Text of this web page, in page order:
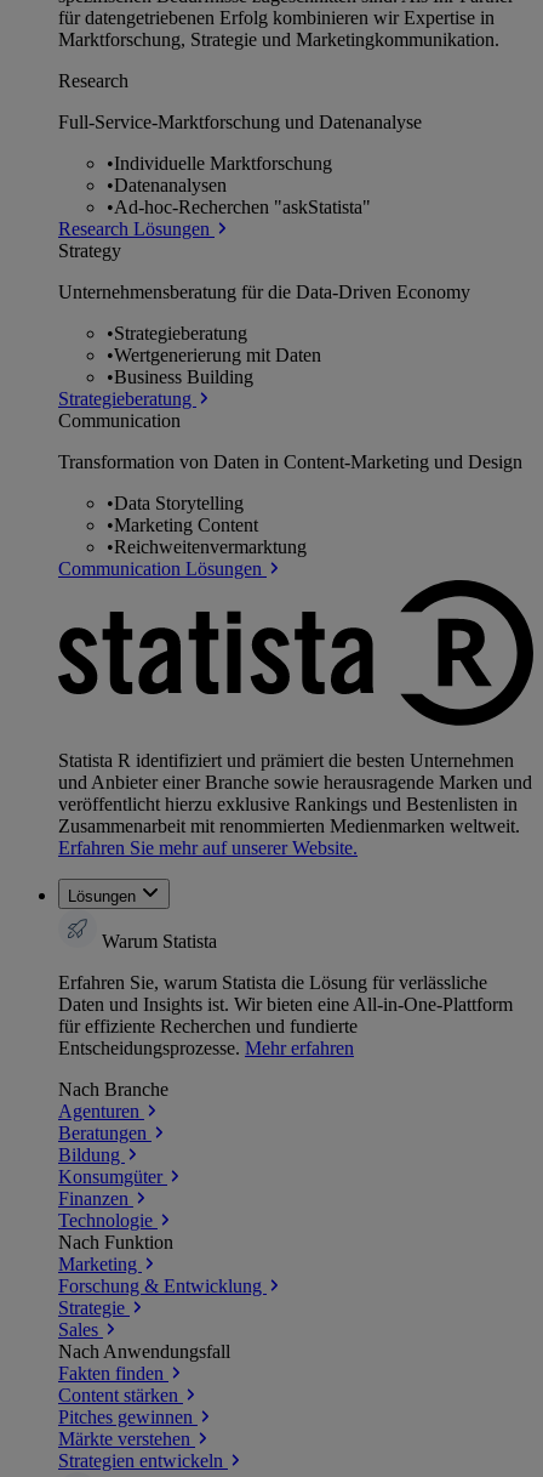
für datengetriebenen Erfolg kombinieren wir Expertise in
Marktforschung, Strategie und Marketingkommunikation.
Research
Full-Service-Marktforschung und Datenanalyse
•Individuelle Marktforschung
•Datenanalysen
•Ad-hoc-Recherchen "askStatista"
Research Lösungen
Strategy
Unternehmens­beratung für die Data-Driven Economy
•Strategieberatung
•Wertgenerierung mit Daten
•Business Building
Strategieberatung
Communication
Transformation von Daten in Content-Marketing und Design
•Data Storytelling
•Marketing Content
•Reichweitenvermarktung
Communication Lösungen
Statista R identifiziert und prämiert die besten Unternehmen
und Anbieter einer Branche sowie herausragende Marken und
veröffentlicht hierzu exklusive Rankings und Bestenlisten in
Zusammenarbeit mit renommierten Medienmarken weltweit.
Erfahren Sie mehr auf unserer Website.
Lösungen
Warum Statista
Erfahren Sie, warum Statista die Lösung für verlässliche
Daten und Insights ist. Wir bieten eine All-in-One-Plattform
für effiziente Recherchen und fundierte
Entscheidungsprozesse. Mehr erfahren
Nach Branche
Agenturen
Beratungen
Bildung
Konsumgüter
Finanzen
Technologie
Nach Funktion
Marketing
Forschung & Entwicklung
Strategie
Sales
Nach Anwendungsfall
Fakten finden
Content stärken
Pitches gewinnen
Märkte verstehen
Strategien entwickeln